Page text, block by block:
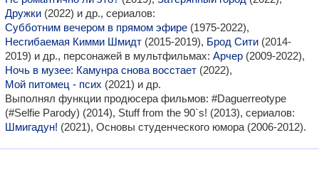
Дружки (2022) и др., сериалов:
Субботним вечером в прямом эфире (1975-2022),
Несгибаемая Кимми Шмидт (2015-2019), Брод Сити (2014-
2019) и др., персонажей в мультфильмах: Арчер (2009-2022),
Ночь в музее: Камунра снова восстает (2022),
Мой питомец - псих (2021) и др.
Выполнял функции продюсера фильмов: #Daguerreotype
(#Selfie Parody) (2014), Stuff from the 90`s! (2013), сериалов:
Шмигадун! (2021), Основы студенческого юмора (2006-2012).